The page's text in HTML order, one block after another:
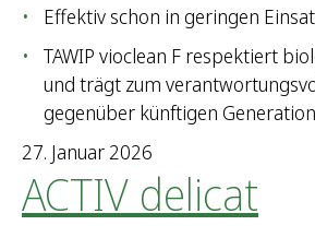
Effektiv schon in geringen
TAWIP vioclean F respektiert
und trägt zum
gegenüber künftigen
27. Januar 2026
ACTIV delicat